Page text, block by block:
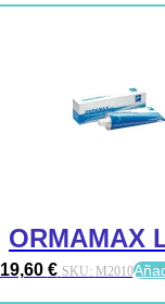
ORMAMAX
19,60 € SKU: M2010